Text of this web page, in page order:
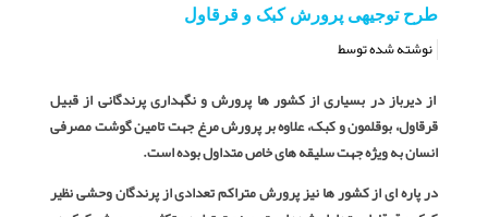
طرح توجیهی پرورش کبک و قرقاول
نوشته شده توسط
از دیرباز در بسیاری از کشور ها پرورش و نگهداری پرندگانی از قبیل
قرقاول، بوقلمون و کبک، علاوه بر پرورش مرغ جهت تامین گوشت مصرفی
انسان به ویژه جهت سلیقه های خاص متداول بوده است.
در پاره ای از کشور ها نیز پرورش متراکم تعدادی از پرندگان وحشی نظیر